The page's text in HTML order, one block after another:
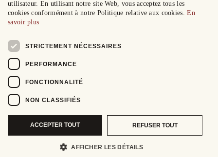
utilisateur. En utilisant notre site Web, vous acceptez tous les
cookies conformément à notre Politique relative aux cookies.En
savoir plus
STRICTEMENT NÉCESSAIRES
PERFORMANCE
FONCTIONNALITÉ
NON CLASSIFIÉS
ACCEPTER TOUT REFUSER TOUT
AFFICHER LES DÉTAILS